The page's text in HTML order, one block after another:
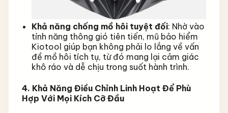
Khả năng chống mồ hôi tuyệt đối: Nhờ vào
tính năng thông gió tiên tiến, mũ bảo hiểm
Kiotool giúp bạn không phải lo lắng về vấn
đề mồ hôi tích tụ, từ đó mang lại cảm giác
khô ráo và dễ chịu trong suốt hành trình.
4. Khả Năng Điều Chỉnh Linh Hoạt Để Phù
Hợp Với Mọi Kích Cỡ Đầu